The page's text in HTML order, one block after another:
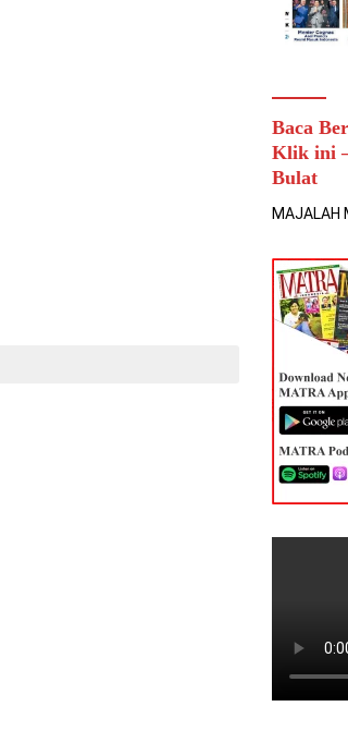
Baca
Klik ini
Bulat
MAJALAH